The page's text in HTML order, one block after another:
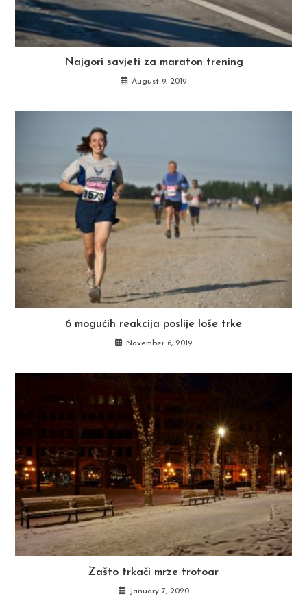
Najgori savjeti za maraton trening
August 9, 2019
6 mogućih reakcija poslije loše trke
November 6, 2019
Zašto trkači mrze trotoar
January 7, 2020